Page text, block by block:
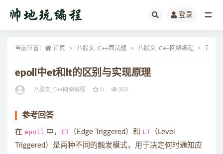
登录
当前位置： 首页 八股文_C++面试题 八股文_C++网络编程 正文
epoll中et和lt的区别与实现原理
八股文_C++网络编程 0 352
参考回答
在 epoll 中， ET （Edge Triggered）和 LT （Level
Triggered）是两种不同的触发模式，用于决定何时通知应